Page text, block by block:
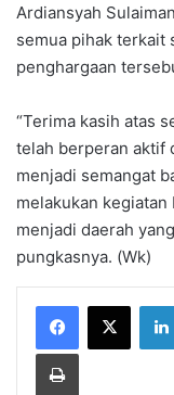
Ardiansyah
semua pihak terkait
penghargaan
“Terima kasih atas
telah berperan aktif
menjadi semangat
melakukan
menjadi daerah
pungkasnya. (Wk)